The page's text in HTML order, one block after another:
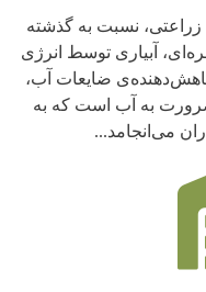
نسبت به گذشته
آبیاری توسط انرژی
ضایعات آب،
به آب است که به
می‌انجامد...